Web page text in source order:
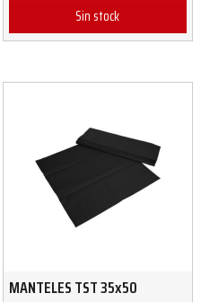
Sin stock
MANTELES TST 35x50